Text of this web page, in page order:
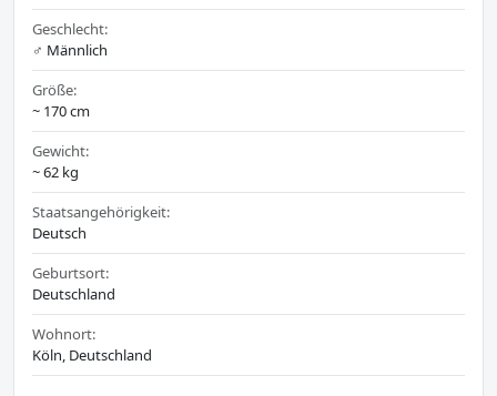
Geschlecht:
♂️ Männlich
Größe:
~ 170 cm
Gewicht:
~ 62 kg
Staatsangehörigkeit:
Deutsch
Geburtsort:
Deutschland
Wohnort:
Köln, Deutschland